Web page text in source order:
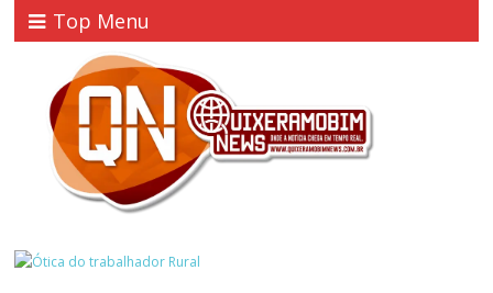
Top Menu